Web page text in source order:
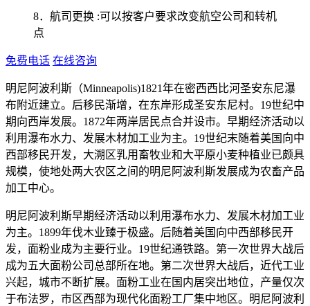
8．航司更换 :可以按客户要求改变航空公司和转机
点
免费电话 在线咨询
明尼阿波利斯（Minneapolis)1821年在密西西比河圣安东尼瀑
布附近建立。后移民渐增，在东岸形成圣安东尼村。19世纪中
期向西岸发展。1872年两岸居民点合并设市。早期经济活动以
利用瀑布水力、发展木材加工业为主。19世纪末随着美国向中
西部移民开发，大溯区乳用畜牧业和大平原小麦种植业已颇具
规模，使地处两大农区之间的明尼阿波利斯发展成为农畜产品
加工中心。
明尼阿波利斯早期经济活动以利用瀑布水力、发展木材加工业
为主。1899年伐木业臻于极盛。后随着美国向中西部移民开
发，面粉业成为主要行业。19世纪通铁路。第一次世界大战后
成为五大面粉公司总部所在地。第二次世界大战后，近代工业
兴起，城市不断扩展。面粉工业在国内居突出地位，产量仅次
于布法罗，市区西部为现代化面粉工厂集中地区。明尼阿波利